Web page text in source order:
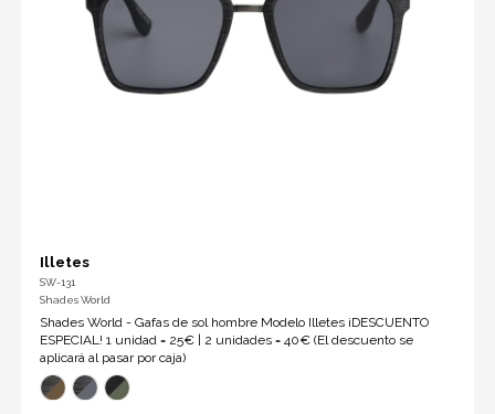
Illetes
SW-131
Shades World
Shades World - Gafas de sol hombre Modelo Illetes ¡DESCUENTO
ESPECIAL! 1 unidad = 25€ | 2 unidades = 40€ (El descuento se
aplicará al pasar por caja)